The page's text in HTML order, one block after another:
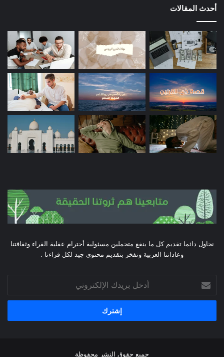
أحدث المقالات
نحاول دائما تقديم كل ما ينفع متحملين مسئولية أحترام عقلية القراء وثقافتنا
وعاداتنا العربية ونفخر بتقديم محتوى جيد لكل قراءنا .
بريدك
الإلكتروني
جميع حقوق النشر محفوظة